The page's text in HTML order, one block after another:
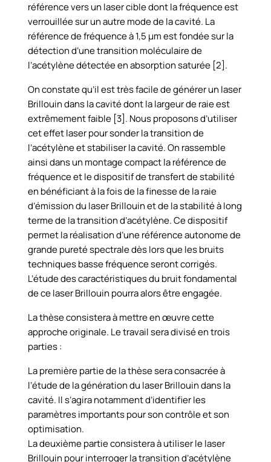
référence vers un laser cible dont la fréquence est
verrouillée sur un autre mode de la cavité. La
référence de fréquence à 1,5 µm est fondée sur la
détection d’une transition moléculaire de
l’acétylène détectée en absorption saturée [2].
On constate qu’il est très facile de générer un laser
Brillouin dans la cavité dont la largeur de raie est
extrêmement faible [3]. Nous proposons d’utiliser
cet effet laser pour sonder la transition de
l’acétylène et stabiliser la cavité. On rassemble
ainsi dans un montage compact la référence de
fréquence et le dispositif de transfert de stabilité
en bénéficiant à la fois de la finesse de la raie
d’émission du laser Brillouin et de la stabilité à long
terme de la transition d’acétylène. Ce dispositif
permet la réalisation d’une référence autonome de
grande pureté spectrale dès lors que les bruits
techniques basse fréquence seront corrigés.
L’étude des caractéristiques du bruit fondamental
de ce laser Brillouin pourra alors être engagée.
La thèse consistera à mettre en œuvre cette
approche originale. Le travail sera divisé en trois
parties :
La première partie de la thèse sera consacrée à
l’étude de la génération du laser Brillouin dans la
cavité. Il s’agira notamment d’identifier les
paramètres importants pour son contrôle et son
optimisation.
La deuxième partie consistera à utiliser le laser
Brillouin pour interroger la transition d’acétylène